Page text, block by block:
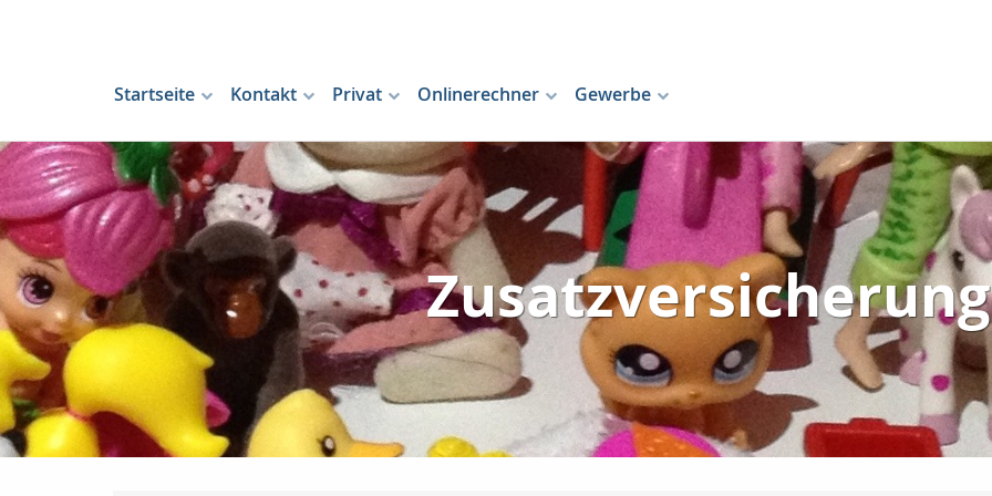
Startseite Kontakt Privat Onlinerechner Gewerbe